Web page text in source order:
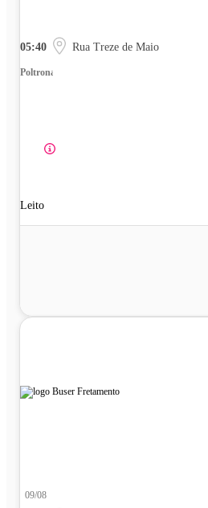
05:40 Rua Treze de Maio
Poltrona
Leito
09/08